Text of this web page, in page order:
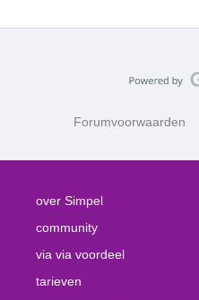
Forumvoorwaarden
over Simpel
community
via via voordeel
tarieven